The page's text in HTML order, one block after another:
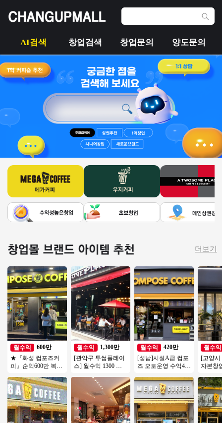
AI검색 창업검색 창업문의 양도문의
더보기
월수익
600만
★『화성 컴포즈커
피』순익600만 복합
자본창업 여성창업
투잡추천
월수익
1,300만
[관악구 투썸플레이
스] 월수익 1300 고
편한 투썸플레이스!
월수익
420만
[성남]시설A급 컴포
즈 오토운영 수익400
업/커피창업/소자본
창업
월수익
[고양시
자본창